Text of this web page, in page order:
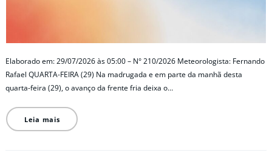
Elaborado em: 29/07/2026 às 05:00 – N° 210/2026 Meteorologista: Fernando
Rafael QUARTA-FEIRA (29) Na madrugada e em parte da manhã desta
quarta-feira (29), o avanço da frente fria deixa o…
Leia mais